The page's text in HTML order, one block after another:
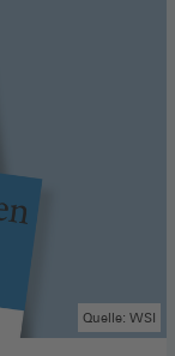
Quelle: WSI